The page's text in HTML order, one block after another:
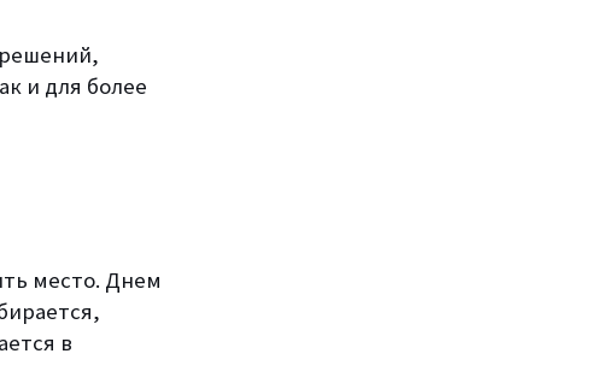
и для более
место. Днем
в